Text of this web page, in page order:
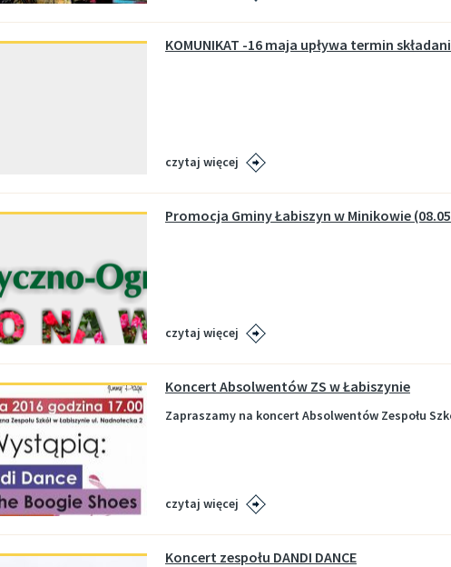
czytaj więcej
Promocja Gminy Łabiszyn w Minikowie
czytaj więcej
Koncert Absolwentów ZS w Łabiszynie
Zapraszamy na koncert Absolwentów Zespołu
czytaj więcej
Koncert zespołu DANDI DANCE